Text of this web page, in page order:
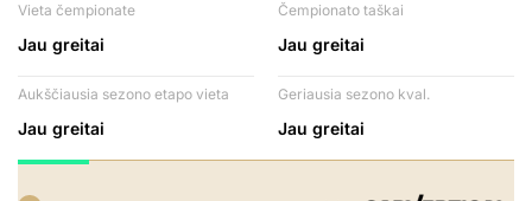
Vieta čempionate
Jau greitai
Čempionato taškai
Jau greitai
Aukščiausia sezono etapo vieta
Jau greitai
Geriausia sezono kval.
Jau greitai